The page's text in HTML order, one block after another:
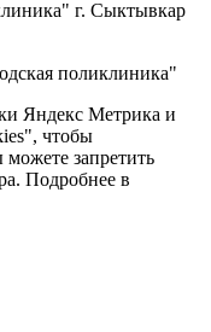
г. Сыктывкар
поликлиника"
Яндекс Метрика и
чтобы
запретить
Подробнее в